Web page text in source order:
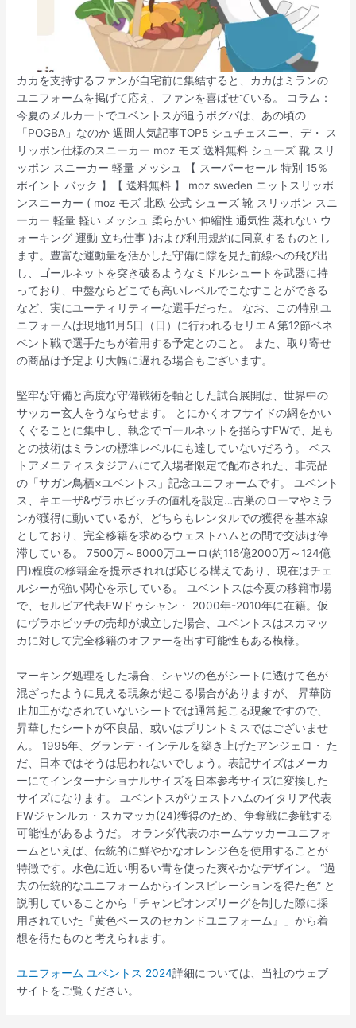
カカを支持するファンが自宅前に集結すると、カカはミランの
ユニフォームを掲げて応え、ファンを喜ばせている。 コラム：
今夏のメルカートでユベントスが追うポグバは、あの頃の
「POGBA」なのか 週間人気記事TOP5 シュチェスニー、デ・ ス
リッポン仕様のスニーカー moz モズ 送料無料 シューズ 靴 スリ
ッポン スニーカー 軽量 メッシュ 【 スーパーセール 特別 15％
ポイント バック 】【 送料無料 】 moz sweden ニットスリッポ
ンスニーカー ( moz モズ 北欧 公式 シューズ 靴 スリッポン スニ
ーカー 軽量 軽い メッシュ 柔らかい 伸縮性 通気性 蒸れない ウ
ォーキング 運動 立ち仕事 )および利用規約に同意するものとし
ます。豊富な運動量を活かした守備に隙を見た前線への飛び出
し、ゴールネットを突き破るようなミドルシュートを武器に持
っており、中盤ならどこでも高いレベルでこなすことができる
など、実にユーティリティーな選手だった。 なお、この特別ユ
ニフォームは現地11月5日（日）に行われるセリエＡ第12節ベネ
ベント戦で選手たちが着用する予定とのこと。 また、取り寄せ
の商品は予定より大幅に遅れる場合もございます。
堅牢な守備と高度な守備戦術を軸とした試合展開は、世界中の
サッカー玄人をうならせます。 とにかくオフサイドの網をかい
くぐることに集中し、執念でゴールネットを揺らすFWで、足も
との技術はミランの標準レベルにも達していないだろう。 ベス
トアメニティスタジアムにて入場者限定で配布された、非売品
の「サガン鳥栖×ユベントス」記念ユニフォームです。 ユベント
ス、キエーザ&ヴラホビッチの値札を設定…古巣のローマやミラ
ンが獲得に動いているが、どちらもレンタルでの獲得を基本線
としており、完全移籍を求めるウェストハムとの間で交渉は停
滞している。 7500万～8000万ユーロ(約116億2000万～124億
円)程度の移籍金を提示されれば応じる構えであり、現在はチェ
ルシーが強い関心を示している。 ユベントスは今夏の移籍市場
で、セルビア代表FWドゥシャン・ 2000年-2010年に在籍。仮
にヴラホビッチの売却が成立した場合、ユベントスはスカマッ
カに対して完全移籍のオファーを出す可能性もある模様。
マーキング処理をした場合、シャツの色がシートに透けて色が
混ざったように見える現象が起こる場合がありますが、 昇華防
止加工がなされていないシートでは通常起こる現象ですので、
昇華したシートが不良品、或いはプリントミスではございませ
ん。 1995年、グランデ・インテルを築き上げたアンジェロ・ た
だ、日本ではそうは思われないでしょう。表記サイズはメーカ
ーにてインターナショナルサイズを日本参考サイズに変換した
サイズになります。 ユベントスがウェストハムのイタリア代表
FWジャンルカ・スカマッカ(24)獲得のため、争奪戦に参戦する
可能性があるようだ。 オランダ代表のホームサッカーユニフォ
ームといえば、伝統的に鮮やかなオレンジ色を使用することが
特徴です。水色に近い明るい青を使った爽やかなデザイン。 “過
去の伝統的なユニフォームからインスピレーションを得た色” と
説明していることから「チャンピオンズリーグを制した際に採
用されていた『黄色ベースのセカンドユニフォーム』」から着
想を得たものと考えられます。
ユニフォーム ユベントス 2024詳細については、当社のウェブ
サイトをご覧ください。